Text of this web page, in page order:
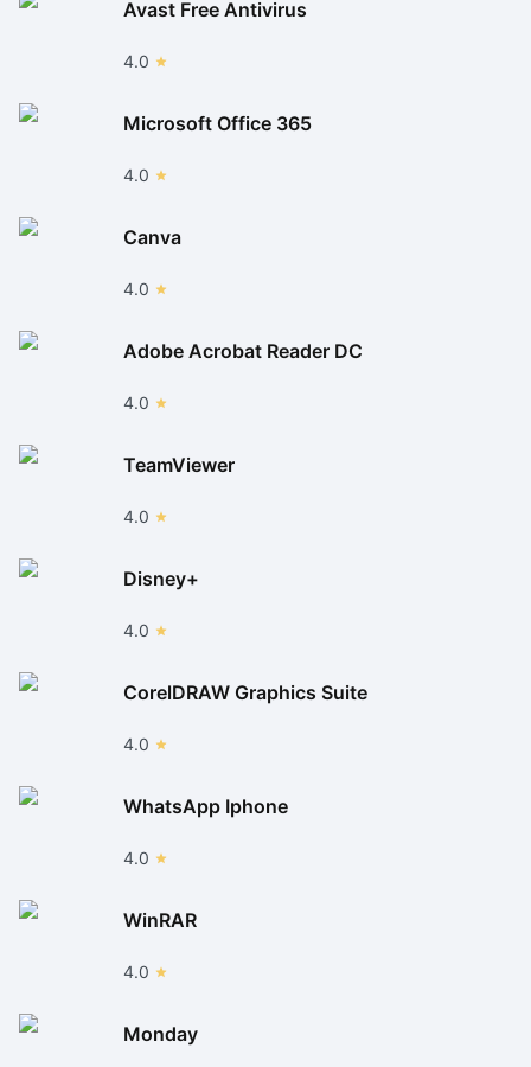
Avast Free Antivirus
4.0
Microsoft Office 365
4.0
Canva
4.0
Adobe Acrobat Reader DC
4.0
TeamViewer
4.0
Disney+
4.0
CorelDRAW Graphics Suite
4.0
WhatsApp Iphone
4.0
WinRAR
4.0
Monday